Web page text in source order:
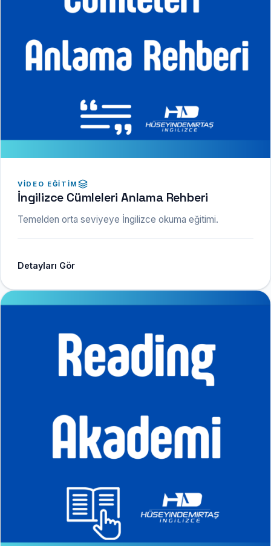
VIDEO EĞITIM
İngilizce Cümleleri Anlama Rehberi
Temelden orta seviyeye İngilizce okuma eğitimi.
Detayları Gör